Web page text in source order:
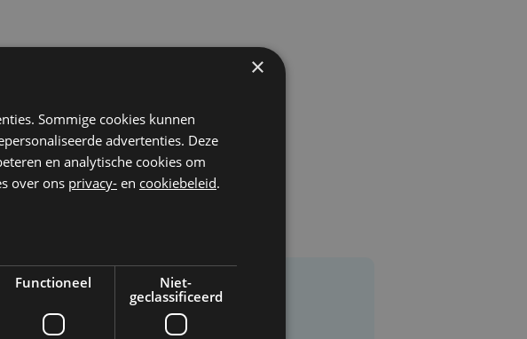
×
Sommige cookies kunnen
advertenties. Deze
en analytische cookies om
over ons privacy- en cookiebeleid.
Functioneel
Niet-
geclassificeerd